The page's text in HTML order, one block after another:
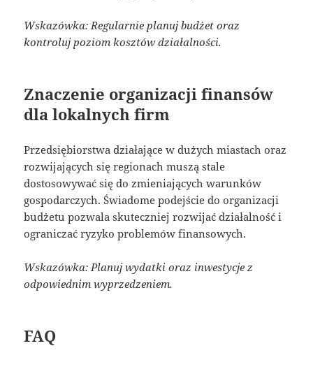
Wskazówka: Regularnie planuj budżet oraz
kontroluj poziom kosztów działalności.
Znaczenie organizacji finansów
dla lokalnych firm
Przedsiębiorstwa działające w dużych miastach oraz
rozwijających się regionach muszą stale
dostosowywać się do zmieniających warunków
gospodarczych. Świadome podejście do organizacji
budżetu pozwala skuteczniej rozwijać działalność i
ograniczać ryzyko problemów finansowych.
Wskazówka: Planuj wydatki oraz inwestycje z
odpowiednim wyprzedzeniem.
FAQ